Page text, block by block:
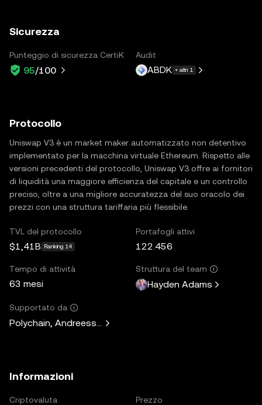
Sicurezza
Punteggio di sicurezza CertiK
95/100
Audit
ABDK + altri 1
Protocollo
Uniswap V3 è un market maker automatizzato non detentivo
implementato per la macchina virtuale Ethereum. Rispetto alle
versioni precedenti del protocollo, Uniswap V3 offre ai fornitori
di liquidità una maggiore efficienza del capitale e un controllo
preciso, oltre a una migliore accuratezza del suo oracolo dei
prezzi con una struttura tariffaria più flessibile.
TVL del protocollo
$1,41B Ranking 14
Portafogli attivi
122.456
Tempo di attività
63 mesi
Struttura del team
Hayden Adams
Supportato da
Polychain, Andreessen Horowitz, Paradigm, Variant Fund,
Informazioni
Criptovaluta Prezzo